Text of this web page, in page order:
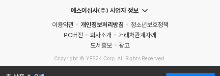
예스이십사(주) 사업자 정보
이용약관
개인정보처리방침
청소년보호정책
PC버전
회사소개
거래처관계자께
도서홍보
광고
Copyright © YES24 Corp. All Rights Reserved.
MATOM15